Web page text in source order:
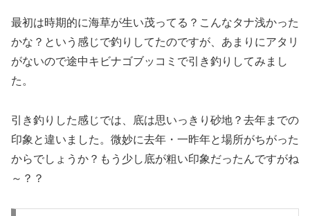
最初は時期的に海草が生い茂ってる？こんなタナ浅かった
かな？という感じで釣りしてたのですが、あまりにアタリ
がないので途中キビナゴブッコミで引き釣りしてみまし
た。
引き釣りした感じでは、底は思いっきり砂地？去年までの
印象と違いました。微妙に去年・一昨年と場所がちがった
からでしょうか？もう少し底が粗い印象だったんですがね
～？？